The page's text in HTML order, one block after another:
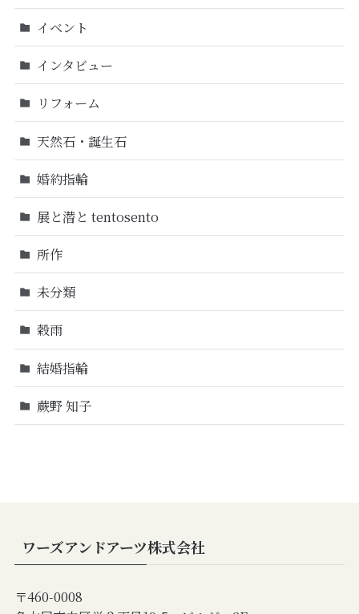
イベント
インタビュー
リフォーム
天然石・誕生石
婚約指輪
展と潜と tentosento
所作
未分類
穀雨
結婚指輪
蕨野 知子
ワーズアンドアーツ株式会社
〒460-0008